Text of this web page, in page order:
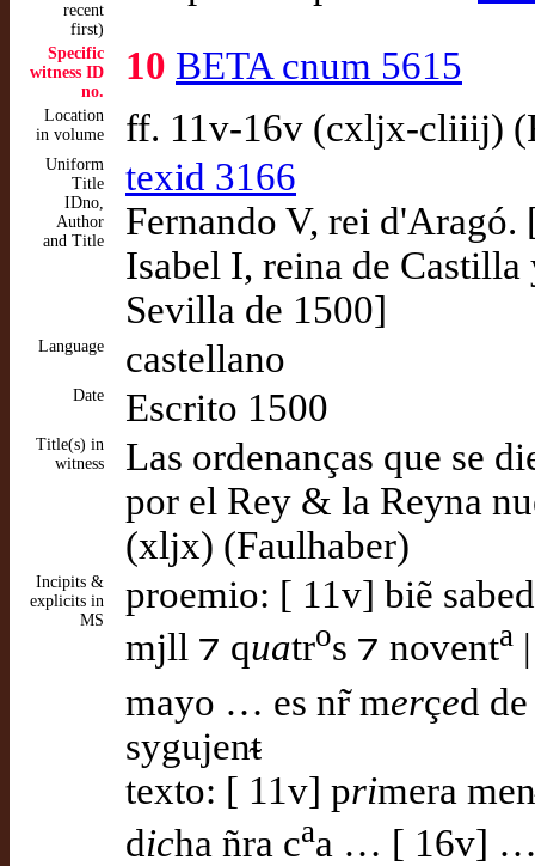
recent
first)
Specific
witness ID
no.
10 BETA cnum 5615
Location
in volume
ff. 11v-16v (cxljx-cliiij)
Uniform
Title
IDno,
Author
and Title
texid 3166
Fernando V, rei d'Aragó.
Isabel I, reina de
Sevilla de 1500]
Language castellano
Date Escrito 1500
Title(s) in
witness
Las ordenanças que se
por el Rey & la Reyna
(xljx) (Faulhaber)
Incipits &
explicits in
MS
proemio: [ 11v] biẽ sabed
mjll ⁊ quatros ⁊ noventa
mayo … es nr̃ merçed
sygujenᵵ
texto: [ 11v] primera
dicha ñra caa … [ 16v] …